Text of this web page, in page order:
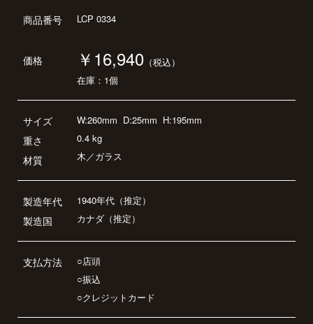
商品番号 LCP 0334
価格 ￥16,940 （税込）
在庫：1個
サイズ
重さ
材質
W:260mm D:25mm H:195mm
0.4 kg
木／ガラス
製造年代
製造国
1940年代（推定）
カナダ（推定）
支払方法
○店頭
○振込
○クレジットカード